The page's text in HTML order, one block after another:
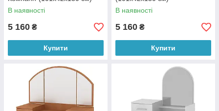
В наявності
5 160 ₴
Купити
В наявності
5 160 ₴
Купити